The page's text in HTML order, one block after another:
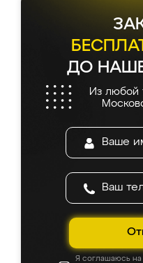
ДО
Из любой
Я соглашаюсь на